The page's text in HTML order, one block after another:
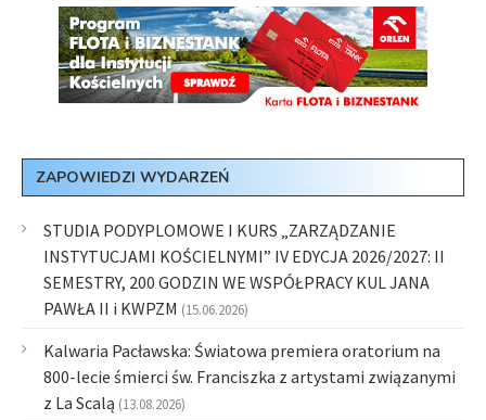
ZAPOWIEDZI WYDARZEŃ
STUDIA PODYPLOMOWE I KURS „ZARZĄDZANIE
INSTYTUCJAMI KOŚCIELNYMI” IV EDYCJA 2026/2027: II
SEMESTRY, 200 GODZIN WE WSPÓŁPRACY KUL JANA
PAWŁA II i KWPZM (15.06.2026)
Kalwaria Pacławska: Światowa premiera oratorium na
800-lecie śmierci św. Franciszka z artystami związanymi
z La Scalą (13.08.2026)